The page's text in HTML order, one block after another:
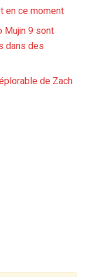
en ce moment
Mujin 9 sont
dans des
de Zach